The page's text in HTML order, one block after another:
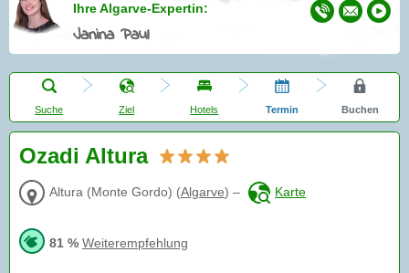
Ihre Algarve-Expertin:
Janina Paul
Suche Ziel Hotels Termin Buchen
Ozadi Altura
Altura (Monte Gordo) (Algarve) – Karte
81 % Weiterempfehlung